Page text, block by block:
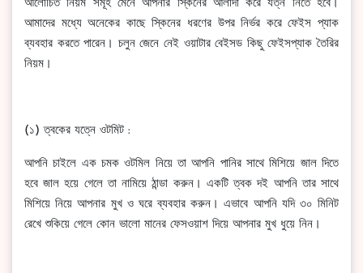
আলোচিত নিয়ম সমূহ মেনে আপনার স্কিনের আলাদা করে যত্ন নিতে হবে।
আমাদের মধ্যে অনেকের কাছে স্কিনের ধরণের উপর নির্ভর করে ফেইস প্যাক
ব্যবহার করতে পারেন। চলুন জেনে নেই ওয়াটার বেইসড কিছু ফেইসপ্যাক তৈরির
নিয়ম।
(১) ত্বকের যত্নে ওটমিট :
আপনি চাইলে এক চমক ওটমিল নিয়ে তা আপনি পানির সাথে মিশিয়ে জাল দিতে
হবে জাল হয়ে গেলে তা নামিয়ে ঠান্ডা করুন। একটি ত্বক দই আপনি তার সাথে
মিশিয়ে নিয়ে আপনার মুখ ও ঘরে ব্যবহার করুন। এভাবে আপনি যদি ৩০ মিনিট
রেখে শুকিয়ে গেলে কোন ভালো মানের ফেসওয়াশ দিয়ে আপনার মুখ ধুয়ে নিন।